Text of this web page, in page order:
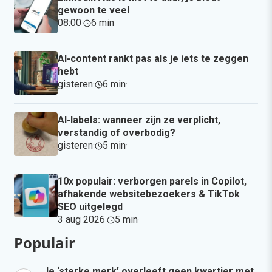
gewoon te veel
08:00· 6 min·
AI-content rankt pas als je iets te zeggen
hebt
gisteren· 6 min·
AI-labels: wanneer zijn ze verplicht,
verstandig of overbodig?
gisteren· 5 min·
10x populair: verborgen parels in Copilot,
afhakende websitebezoekers & TikTok
SEO uitgelegd
3 aug 2026· 5 min·
Populair